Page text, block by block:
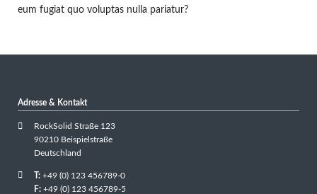
eum fugiat quo voluptas nulla pariatur?
Adresse & Kontakt
RockSolid Straße 123
90210 Beispielstraße
Deutschland
T:+49 (0) 123 456789-0
F:+49 (0) 123 456789-5